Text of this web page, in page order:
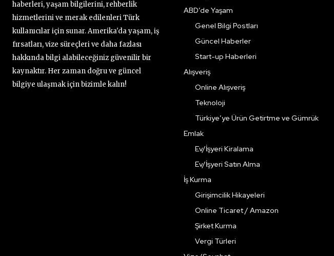
haberleri, yaşam bilgilerini, rehberlik
hizmetlerini ve merak edilenleri Türk
kullanıcılar için sunar. Amerika'da yaşam, iş
fırsatları, vize süreçleri ve daha fazlası
hakkında bilgi alabileceğiniz güvenilir bir
kaynaktır. Her zaman doğru ve güncel
bilgiye ulaşmak için bizimle kalın!
ABD’de Yaşam
Genel Bilgi Postları
Güncel Haberler
Start-up Haberleri
Alışveriş
Online Alışveriş
Teknoloji
Türkiye’ye Ürün Getirtme ve Gümrük
Emlak
Ev/İşyeri Kiralama
Ev/İşyeri Satın Alma
İş Kurma
Girişimcilik Hikayeleri
Online Ticaret / Amazon
Şirket Kurma
Vergi Türleri